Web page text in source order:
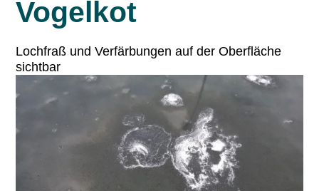
Vogelkot
Lochfraß und Verfärbungen auf der Oberfläche
sichtbar